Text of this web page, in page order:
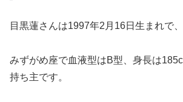
目黒蓮さんは1997年2月16日生まれで
みずがめ座で血液型はB型、身長は
持ち主です。